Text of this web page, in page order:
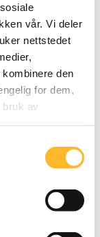
vår. Vi deler
nettstedet
den
for dem,
bruk av
til
arbeidsform
for
utvikling for